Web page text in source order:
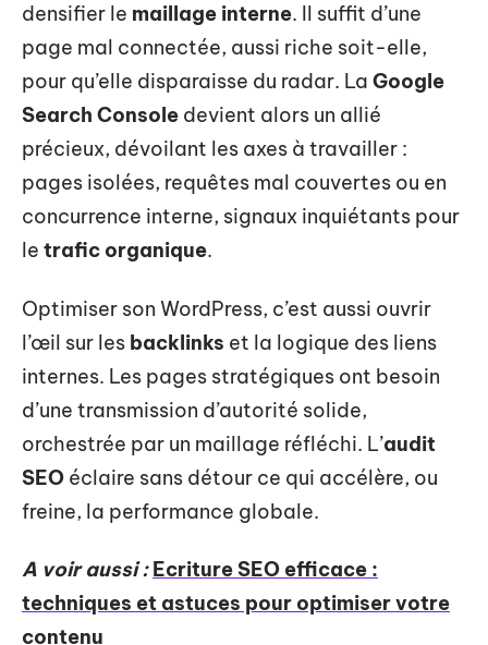
densifier le maillage interne. Il suffit d’une
page mal connectée, aussi riche soit-elle,
pour qu’elle disparaisse du radar. La Google
Search Console devient alors un allié
précieux, dévoilant les axes à travailler :
pages isolées, requêtes mal couvertes ou en
concurrence interne, signaux inquiétants pour
le trafic organique.
Optimiser son WordPress, c’est aussi ouvrir
l’œil sur les backlinks et la logique des liens
internes. Les pages stratégiques ont besoin
d’une transmission d’autorité solide,
orchestrée par un maillage réfléchi. L’audit
SEO éclaire sans détour ce qui accélère, ou
freine, la performance globale.
A voir aussi : Ecriture SEO efficace :
techniques et astuces pour optimiser votre
contenu